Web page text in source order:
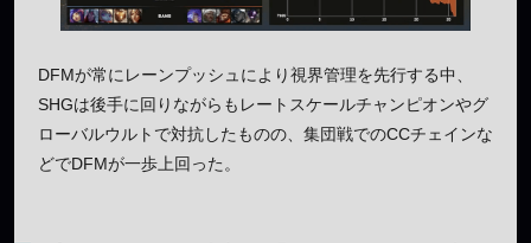
DFMが常にレーンプッシュにより視界管理を先行する中、
SHGは後手に回りながらもレートスケールチャンピオンやグ
ローバルウルトで対抗したものの、集団戦でのCCチェインな
どでDFMが一歩上回った。